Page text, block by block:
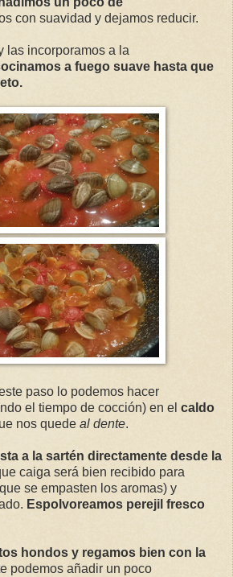
con suavidad y dejamos reducir.
las incorporamos a la
a fuego suave hasta que
paso lo podemos hacer
el tiempo de cocción) en el caldo
nos quede al dente.
a la sartén directamente desde la
caiga será bien recibido para
se empasten los aromas) y
Espolvoreamos perejil fresco
hondos y regamos bien con la
podemos añadir un poco